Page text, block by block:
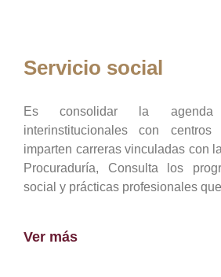
Servicio social
Es consolidar la agenda
interinstitucionales con
imparten carreras vinculadas con
Procuraduría, Consulta los
social y prácticas profesionales
Ver más